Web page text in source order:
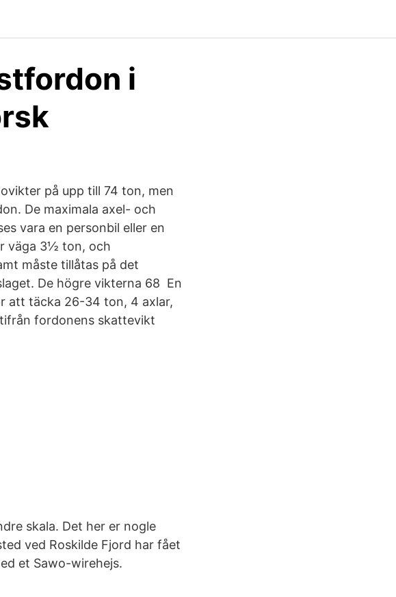
i
på upp till 74 ton, men
De maximala axel- och
vara en personbil eller en
väga 3½ ton, och
måste tillåtas på det
De högre vikterna 68 En
att täcka 26-34 ton, 4 axlar,
fordonens skattevikt
skala. Det her er nogle
ved Roskilde Fjord har fået
et Sawo-wirehejs.